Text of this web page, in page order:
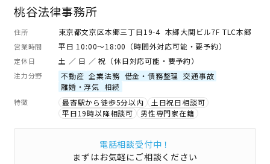
桃谷法律事務所
住所 東京都文京区本郷三丁目19-4 本郷大関ビル7F TLC本郷
営業時間 平日 10:00～18:00（時間外対応可能・要予約）
定休日 土 ／ 日 ／ 祝（休日対応可能・要予約）
注力分野 不動産 企業法務 借金・債務整理 交通事故
離婚・浮気
相続
特徴 最寄駅から徒歩5分以内
土日祝日相談可
平日19時以降相談可
男性専門家在籍
電話相談受付中！
まずはお気軽にご相談ください